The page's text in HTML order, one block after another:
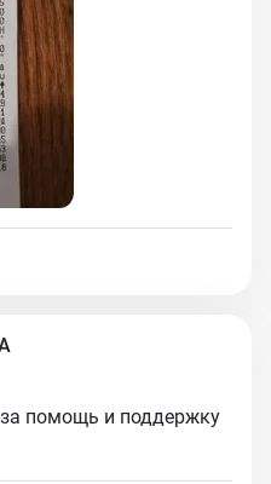
помощь и поддержку